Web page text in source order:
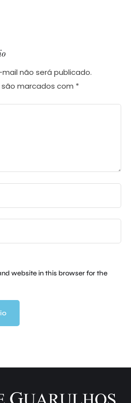
não será publicado.
marcados com *
website in this browser for the